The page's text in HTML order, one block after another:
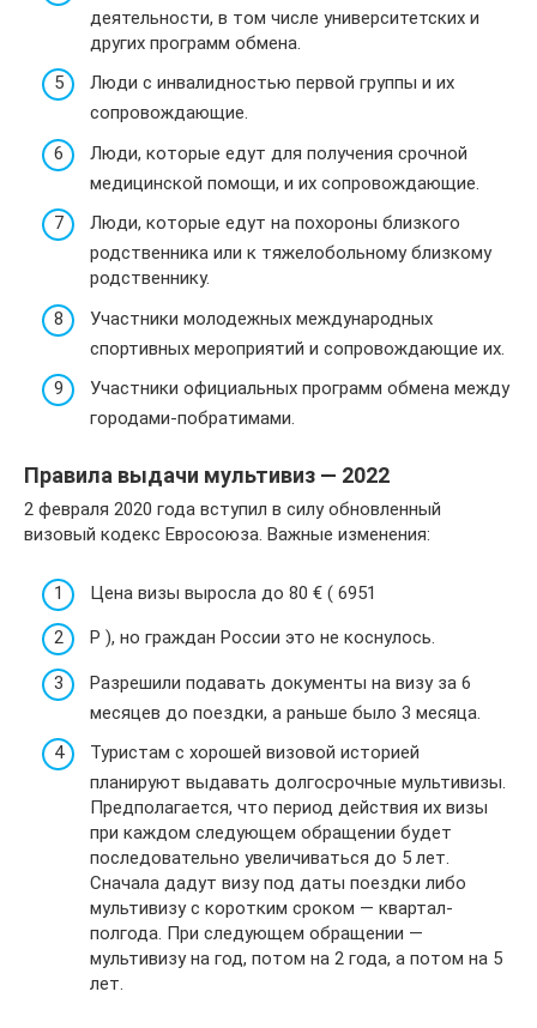
деятельности, в том числе университетских и
других программ обмена.
Люди с инвалидностью первой группы и их
сопровождающие.
Люди, которые едут для получения срочной
медицинской помощи, и их сопровождающие.
Люди, которые едут на похороны близкого
родственника или к тяжелобольному близкому
родственнику.
Участники молодежных международных
спортивных мероприятий и сопровождающие их.
Участники официальных программ обмена между
городами-побратимами.
Правила выдачи мультивиз — 2022
2 февраля 2020 года вступил в силу обновленный
визовый кодекс Евросоюза. Важные изменения:
Цена визы выросла до 80 €⁣ ( 6951
Р ), но граждан России это не коснулось.
Разрешили подавать документы на визу за 6
месяцев до поездки, а раньше было 3 месяца.
Туристам с хорошей визовой историей
планируют выдавать долгосрочные мультивизы.
Предполагается, что период действия их визы
при каждом следующем обращении будет
последовательно увеличиваться до 5 лет.
Сначала дадут визу под даты поездки либо
мультивизу с коротким сроком — квартал-
полгода. При следующем обращении —
мультивизу на год, потом на 2 года, а потом на 5
лет.